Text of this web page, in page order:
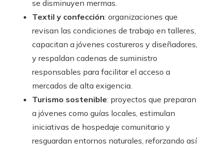
se disminuyen mermas.
Textil y confección: organizaciones que
revisan las condiciones de trabajo en talleres,
capacitan a jóvenes costureros y diseñadores,
y respaldan cadenas de suministro
responsables para facilitar el acceso a
mercados de alta exigencia.
Turismo sostenible: proyectos que preparan
a jóvenes como guías locales, estimulan
iniciativas de hospedaje comunitario y
resguardan entornos naturales, reforzando así